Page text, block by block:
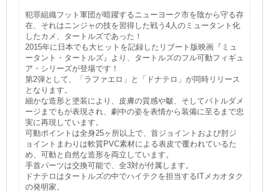
犯罪組織フット軍団が暗躍するニューヨーク市を陰から守る存
在、それはニンジャの技を習得した戦う4人のミュータント化
したカメ、タートルズであった！
2015年に日本でも大ヒットを記録したリブート版映画『ミュ
ータント・タートルズ』より、タートルズのフル可動フィギュ
ア・シリーズが登場です！
第2弾として、「ラファエロ」と「ドナテロ」が同時リリース
となります。
細かな造形と塗装により、皮膚の質感や皺、そしてバトルダメ
ージまでもが表現され、劇中の姿を表情から装備に至るまで忠
実に再現しています。
可動ポイントは全身25ヶ所以上で、首ジョイントおよび肘ジ
ョイントまわりは軟質PVC素材による表皮で覆われているた
め、可動と自然な造形を両立しています。
手首パーツは交換可能で、全3対が付属します。
ドナテロはタートルズの中でハイテクを担当するITメカオタク
の発明家。